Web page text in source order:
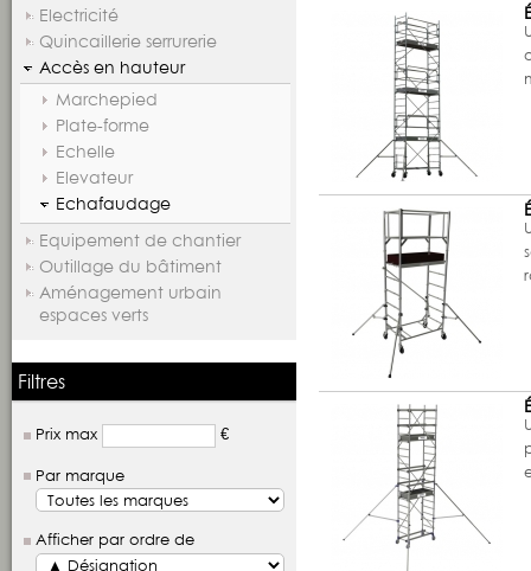
Electricité
Quincaillerie serrurerie
Accès en hauteur
Marchepied
Plate-forme
Echelle
Elevateur
Echafaudage
Equipement de chantier
Outillage du bâtiment
Aménagement urbain
espaces verts
Filtres
Prix max €
Par marque
Afficher par ordre de